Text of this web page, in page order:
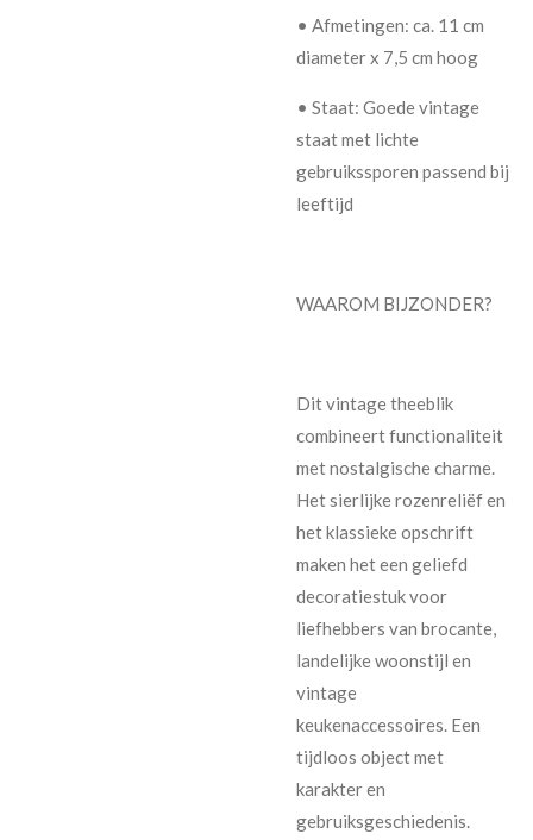
• Afmetingen: ca. 11 cm
diameter x 7,5 cm hoog
• Staat: Goede vintage
staat met lichte
gebruikssporen passend bij
leeftijd
WAAROM BIJZONDER?
Dit vintage theeblik
combineert functionaliteit
met nostalgische charme.
Het sierlijke rozenreliëf en
het klassieke opschrift
maken het een geliefd
decoratiestuk voor
liefhebbers van brocante,
landelijke woonstijl en
vintage
keukenaccessoires. Een
tijdloos object met
karakter en
gebruiksgeschiedenis.